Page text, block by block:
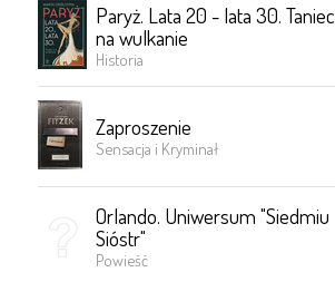
Paryż. Lata 20 - lata 30. Taniec
na wulkanie
Historia
Zaproszenie
Sensacja i Kryminał
Orlando. Uniwersum "Siedmiu
Sióstr"
Powieść